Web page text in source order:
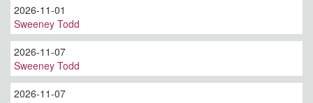
2026-11-01
Sweeney Todd
2026-11-07
Sweeney Todd
2026-11-07